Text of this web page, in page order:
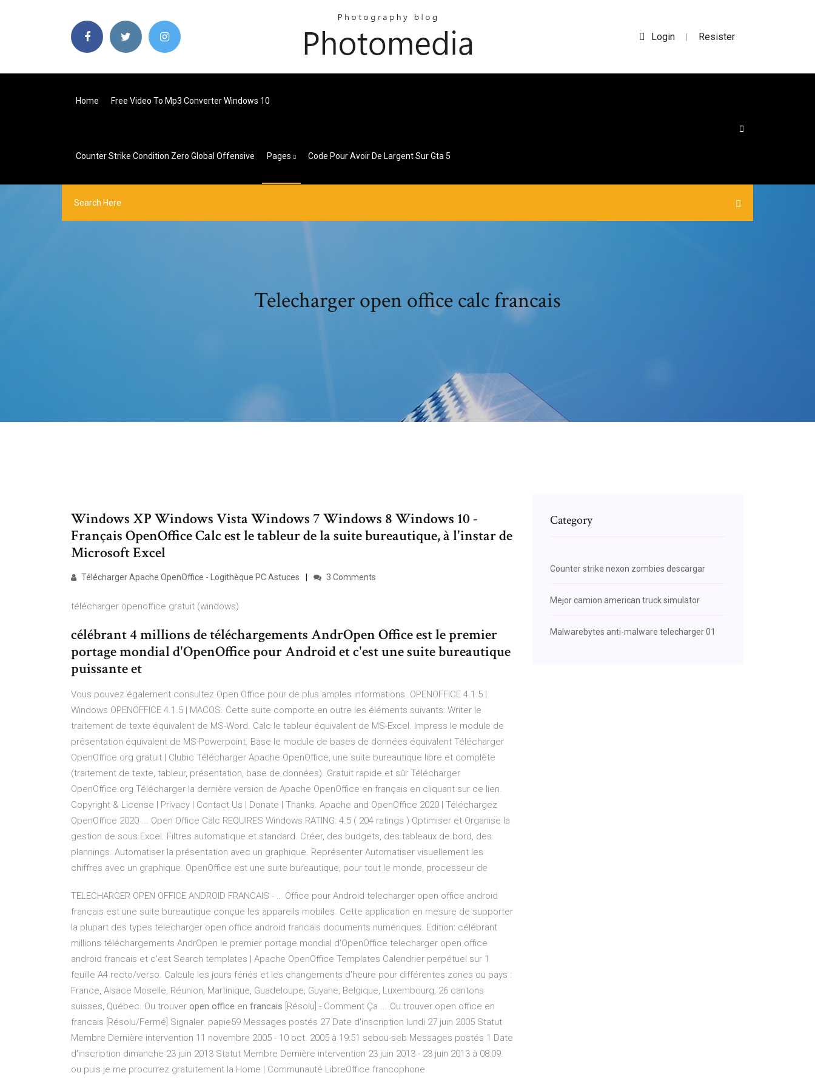
Login | Resister
Home Free Video To Mp3 Converter Windows 10
Counter Strike Condition Zero Global Offensive Pages Code Pour Avoir De Largent Sur Gta 5
Telecharger open office calc francais
Windows XP Windows Vista Windows 7 Windows 8 Windows 10 -
Français OpenOffice Calc est le tableur de la suite bureautique, à l'instar de
Microsoft Excel
Télécharger Apache OpenOffice - Logithèque PC Astuces 3 Comments
télécharger openoffice gratuit (windows)
célébrant 4 millions de téléchargements AndrOpen Office est le premier
portage mondial d'OpenOffice pour Android et c'est une suite bureautique
puissante et
Vous pouvez également consultez Open Office pour de plus amples informations. OPENOFFICE 4.1.5 |
Windows OPENOFFICE 4.1.5 | MACOS. Cette suite comporte en outre les éléments suivants: Writer le
traitement de texte équivalent de MS-Word. Calc le tableur équivalent de MS-Excel. Impress le module de
présentation équivalent de MS-Powerpoint. Base le module de bases de données équivalent Télécharger
OpenOffice.org gratuit | Clubic Télécharger Apache OpenOffice, une suite bureautique libre et complète
(traitement de texte, tableur, présentation, base de données). Gratuit rapide et sûr Télécharger
OpenOffice.org Télécharger la dernière version de Apache OpenOffice en français en cliquant sur ce lien.
Copyright & License | Privacy | Contact Us | Donate | Thanks. Apache and OpenOffice 2020 | Téléchargez
OpenOffice 2020 ... Open Office Calc REQUIRES Windows RATING: 4.5 ( 204 ratings ) Optimiser et Organise la
gestion de sous Excel. Filtres automatique et standard. Créer, des budgets, des tableaux de bord, des
plannings. Automatiser la présentation avec un graphique. Représenter Automatiser visuellement les
chiffres avec un graphique. OpenOffice est une suite bureautique, pour tout le monde, processeur de
TELECHARGER OPEN OFFICE ANDROID FRANCAIS - … Office pour Android telecharger open office android
francais est une suite bureautique conçue les appareils mobiles. Cette application en mesure de supporter
la plupart des types telecharger open office android francais documents numériques. Edition: célébrant
millions téléchargements AndrOpen le premier portage mondial d'OpenOffice telecharger open office
android francais et c'est Search templates | Apache OpenOffice Templates Calendrier perpétuel sur 1
feuille A4 recto/verso. Calcule les jours fériés et les changements d'heure pour différentes zones ou pays :
France, Alsace Moselle, Réunion, Martinique, Guadeloupe, Guyane, Belgique, Luxembourg, 26 cantons
suisses, Québec. Ou trouver open office en francais [Résolu] - Comment Ça ... Ou trouver open office en
francais [Résolu/Fermé] Signaler. papie59 Messages postés 27 Date d'inscription lundi 27 juin 2005 Statut
Membre Dernière intervention 11 novembre 2005 - 10 oct. 2005 à 19:51 sebou-seb Messages postés 1 Date
d'inscription dimanche 23 juin 2013 Statut Membre Dernière intervention 23 juin 2013 - 23 juin 2013 à 08:09.
ou puis je me procurrez gratuitement la Home | Communauté LibreOffice francophone
Category
Counter strike nexon zombies descargar
Mejor camion american truck simulator
Malwarebytes anti-malware telecharger 01